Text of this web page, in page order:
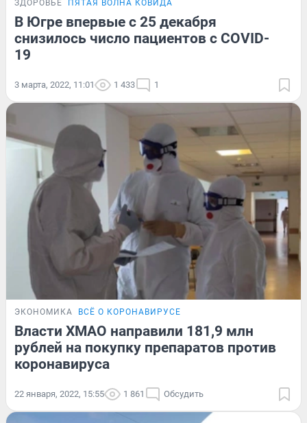
ЗДОРОВЬЕ ПЯТАЯ ВОЛНА КОВИДА
В Югре впервые с 25 декабря
снизилось число пациентов с COVID-
19
3 марта, 2022, 11:01 1 433 1
ЭКОНОМИКА ВСЁ О КОРОНАВИРУСЕ
Власти ХМАО направили 181,9 млн
рублей на покупку препаратов против
коронавируса
22 января, 2022, 15:55 1 861 Обсудить